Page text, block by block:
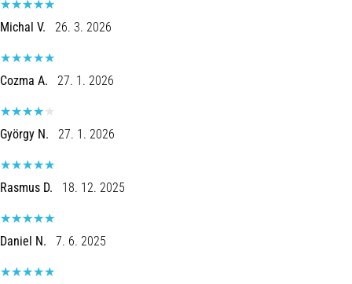
vaivém
e
teste
beep:
O
que
e
como
são
Na
prática,
shuttle
Michal V. 26. 3. 2026
Cozma A. 27. 1. 2026
György N. 27. 1. 2026
Rasmus D. 18. 12. 2025
Daniel N. 7. 6. 2025